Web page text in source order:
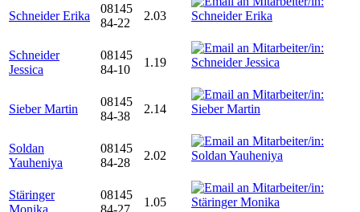
Schneider Erika
08145
84-22
2.03
Schneider
Jessica
08145
84-10
1.19
Sieber Martin
08145
84-38
2.14
Soldan
Yauheniya
08145
84-28
2.02
Stäringer
08145
1.05